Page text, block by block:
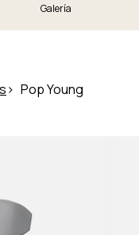
Galería
Pop Young